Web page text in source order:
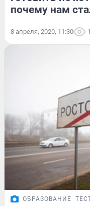
почему нам
8 апреля, 2020, 11:30
ОБРАЗОВАНИЕ